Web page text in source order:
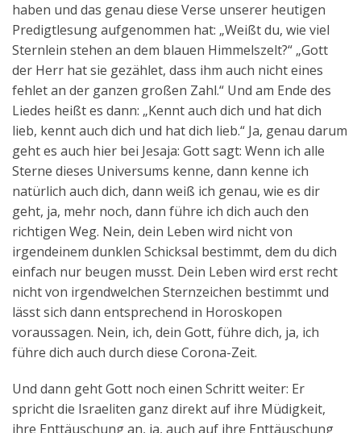
haben und das genau diese Verse unserer heutigen
Predigtlesung aufgenommen hat: „Weißt du, wie viel
Sternlein stehen an dem blauen Himmelszelt?“ „Gott
der Herr hat sie gezählet, dass ihm auch nicht eines
fehlet an der ganzen großen Zahl.“ Und am Ende des
Liedes heißt es dann: „Kennt auch dich und hat dich
lieb, kennt auch dich und hat dich lieb.“ Ja, genau darum
geht es auch hier bei Jesaja: Gott sagt: Wenn ich alle
Sterne dieses Universums kenne, dann kenne ich
natürlich auch dich, dann weiß ich genau, wie es dir
geht, ja, mehr noch, dann führe ich dich auch den
richtigen Weg. Nein, dein Leben wird nicht von
irgendeinem dunklen Schicksal bestimmt, dem du dich
einfach nur beugen musst. Dein Leben wird erst recht
nicht von irgendwelchen Sternzeichen bestimmt und
lässt sich dann entsprechend in Horoskopen
voraussagen. Nein, ich, dein Gott, führe dich, ja, ich
führe dich auch durch diese Corona-Zeit.
Und dann geht Gott noch einen Schritt weiter: Er
spricht die Israeliten ganz direkt auf ihre Müdigkeit,
ihre Enttäuschung an, ja, auch auf ihre Enttäuschung